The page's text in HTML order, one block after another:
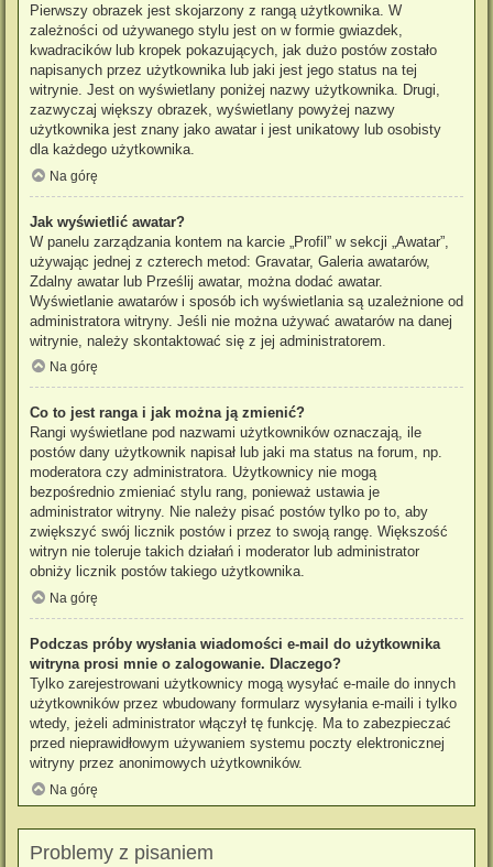
Pierwszy obrazek jest skojarzony z rangą użytkownika. W
zależności od używanego stylu jest on w formie gwiazdek,
kwadracików lub kropek pokazujących, jak dużo postów zostało
napisanych przez użytkownika lub jaki jest jego status na tej
witrynie. Jest on wyświetlany poniżej nazwy użytkownika. Drugi,
zazwyczaj większy obrazek, wyświetlany powyżej nazwy
użytkownika jest znany jako awatar i jest unikatowy lub osobisty
dla każdego użytkownika.
Na górę
Jak wyświetlić awatar?
W panelu zarządzania kontem na karcie „Profil” w sekcji „Awatar”,
używając jednej z czterech metod: Gravatar, Galeria awatarów,
Zdalny awatar lub Prześlij awatar, można dodać awatar.
Wyświetlanie awatarów i sposób ich wyświetlania są uzależnione od
administratora witryny. Jeśli nie można używać awatarów na danej
witrynie, należy skontaktować się z jej administratorem.
Na górę
Co to jest ranga i jak można ją zmienić?
Rangi wyświetlane pod nazwami użytkowników oznaczają, ile
postów dany użytkownik napisał lub jaki ma status na forum, np.
moderatora czy administratora. Użytkownicy nie mogą
bezpośrednio zmieniać stylu rang, ponieważ ustawia je
administrator witryny. Nie należy pisać postów tylko po to, aby
zwiększyć swój licznik postów i przez to swoją rangę. Większość
witryn nie toleruje takich działań i moderator lub administrator
obniży licznik postów takiego użytkownika.
Na górę
Podczas próby wysłania wiadomości e-mail do użytkownika
witryna prosi mnie o zalogowanie. Dlaczego?
Tylko zarejestrowani użytkownicy mogą wysyłać e-maile do innych
użytkowników przez wbudowany formularz wysyłania e-maili i tylko
wtedy, jeżeli administrator włączył tę funkcję. Ma to zabezpieczać
przed nieprawidłowym używaniem systemu poczty elektronicznej
witryny przez anonimowych użytkowników.
Na górę
Problemy z pisaniem